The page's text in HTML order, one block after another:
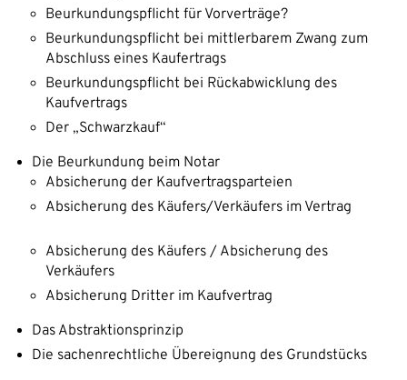
Beurkundungspflicht für Vorverträge?
Beurkundungspflicht bei mittlerbarem Zwang zum
Abschluss eines Kaufertrags
Beurkundungspflicht bei Rückabwicklung des
Kaufvertrags
Der „Schwarzkauf“
Die Beurkundung beim Notar
Absicherung der Kaufvertragsparteien
Absicherung des Käufers/Verkäufers im Vertrag
Absicherung des Käufers / Absicherung des
Verkäufers
Absicherung Dritter im Kaufvertrag
Das Abstraktionsprinzip
Die sachenrechtliche Übereignung des Grundstücks